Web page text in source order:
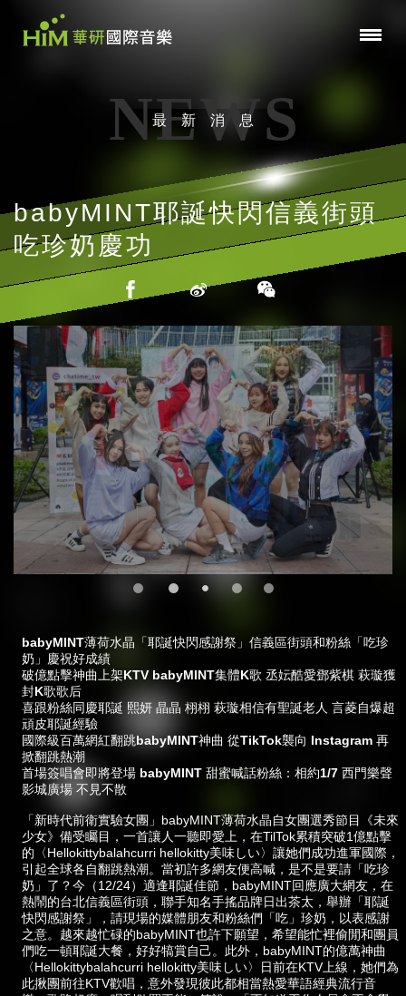
最新消息
NEWS
babyMINT耶誕快閃信義街頭
吃珍奶慶功
babyMINT薄荷水晶「耶誕快閃感謝祭」信義區街頭和粉絲「吃珍
奶」慶祝好成績
破億點擊神曲上架KTV babyMINT集體K歌 丞妘酷愛鄧紫棋 萩璇獲
封K歌歌后
喜跟粉絲同慶耶誕 熙妍 晶晶 栩栩 萩璇相信有聖誕老人 言菱自爆超
頑皮耶誕經驗
國際級百萬網紅翻跳babyMINT神曲 從TikTok襲向 Instagram 再
掀翻跳熱潮
首場簽唱會即將登場 babyMINT 甜蜜喊話粉絲：相約1/7 西門樂聲
影城廣場 不見不散
「新時代前衛實驗女團」babyMINT薄荷水晶自女團選秀節目《未來
少女》備受矚目，一首讓人一聽即愛上，在TilTok累積突破1億點擊
的〈Hellokittybalahcurri hellokitty美味しい〉讓她們成功進軍國際，
引起全球各自翻跳熱潮。當初許多網友便高喊，是不是要請「吃珍
奶」了？今（12/24）適逢耶誕佳節，babyMINT回應廣大網友，在
熱鬧的台北信義區街頭，聯手知名手搖品牌日出茶太，舉辦「耶誕
快閃感謝祭」，請現場的媒體朋友和粉絲們「吃」珍奶，以表感謝
之意。越來越忙碌的babyMINT也許下願望，希望能忙裡偷閒和團員
們吃一頓耶誕大餐，好好犒賞自己。此外，babyMINT的億萬神曲
〈Hellokittybalahcurri hellokitty美味しい〉日前在KTV上線，她們為
此揪團前往KTV歡唱，意外發現彼此都相當熱愛華語經典流行音